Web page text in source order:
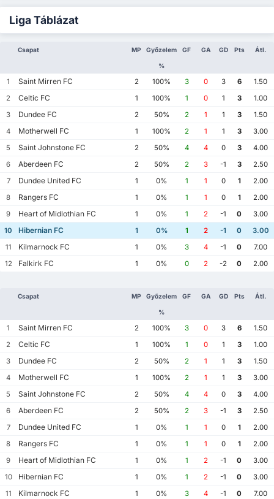
Liga Táblázat
Csapat MP Győzelem
%
GF GA GD Pts Átl.
1 Saint Mirren FC 2 100% 3 0 3 6
1.50
2
Celtic FC 1 100% 1 0 1 3
1.00
3
Dundee FC 2 50% 2 1 1 3
1.50
4
Motherwell FC 1 100% 2 1 1 3
3.00
5
Saint Johnstone FC 2 50% 4 4 0 3
4.00
6
Aberdeen FC 2 50% 2 3 -1 3
2.50
7
Dundee United FC 1 0% 1 1 0 1
2.00
8
Rangers FC 1 0% 1 1 0 1
2.00
9
Heart of Midlothian FC 1 0% 1 2 -1 0
3.00
10
Hibernian FC 1 0% 1 2 -1 0
3.00
11
Kilmarnock FC 1 0% 3 4 -1 0
7.00
12
Falkirk FC 1 0% 0 2 -2 0 2.00
Csapat MP Győzelem
%
GF GA GD Pts Átl.
1 Saint Mirren FC 2 100% 3 0 3 6
1.50
2
Celtic FC 1 100% 1 0 1 3
1.00
3
Dundee FC 2 50% 2 1 1 3
1.50
4
Motherwell FC 1 100% 2 1 1 3
3.00
5
Saint Johnstone FC 2 50% 4 4 0 3
4.00
6
Aberdeen FC 2 50% 2 3 -1 3
2.50
7
Dundee United FC 1 0% 1 1 0 1
2.00
8
Rangers FC 1 0% 1 1 0 1
2.00
9
Heart of Midlothian FC 1 0% 1 2 -1 0
3.00
10
Hibernian FC 1 0% 1 2 -1 0
3.00
11
Kilmarnock FC 1 0% 3 4 -1 0
7.00